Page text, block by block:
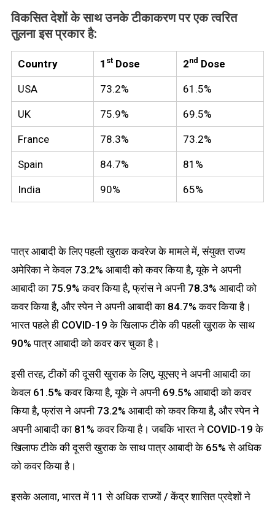
विकसित देशों के साथ उनके टीकाकरण पर एक त्वरित
तुलना इस प्रकार है:
Country 1 stDose 2nd Dose
USA 73.2% 61.5%
UK 75.9% 69.5%
France 78.3% 73.2%
Spain 84.7% 81%
India 90% 65%
पात्र आबादी के लिए पहली खुराक कवरेज के मामले में, संयुक्त राज्य
अमेरिका ने केवल 73.2% आबादी को कवर किया है, यूके ने अपनी
आबादी का 75.9% कवर किया है, फ्रांस ने अपनी 78.3% आबादी को
कवर किया है, और स्पेन ने अपनी आबादी का 84.7% कवर किया है।
भारत पहले ही COVID-19 के खिलाफ टीके की पहली खुराक के साथ
90% पात्र आबादी को कवर कर चुका है।
इसी तरह, टीकों की दूसरी खुराक के लिए, यूएसए ने अपनी आबादी का
केवल 61.5% कवर किया है, यूके ने अपनी 69.5% आबादी को कवर
किया है, फ्रांस ने अपनी 73.2% आबादी को कवर किया है, और स्पेन ने
अपनी आबादी का 81% कवर किया है। जबकि भारत ने COVID-19 के
खिलाफ टीके की दूसरी खुराक के साथ पात्र आबादी के 65% से अधिक
को कवर किया है।
इसके अलावा, भारत में 11 से अधिक राज्यों / केंद्र शासित प्रदेशों ने